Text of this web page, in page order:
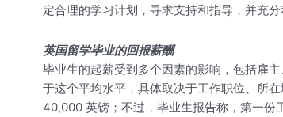
定合理的学习计划，寻求支持和指导，并充
英国留学毕业的回报薪酬
毕业生的起薪受到多个因素的影响，包括雇
于这个平均水平，具体取决于工作职位、所
40,000 英镑；不过，毕业生报告称，第一份